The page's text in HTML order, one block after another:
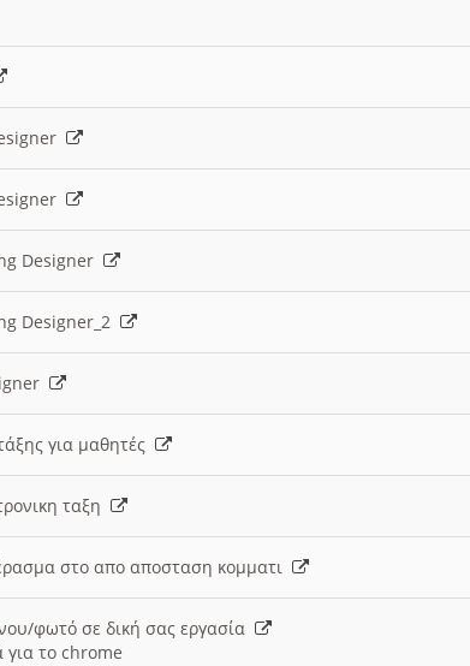
Designer
Designer_2
για μαθητές
ταξη
στο απο αποσταση κομματι
φωτό σε δική σας εργασία
το chrome